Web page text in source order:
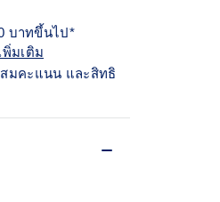
บาทขึ้นไป*
พิ่มเติม
สมคะแนน และสิทธิ